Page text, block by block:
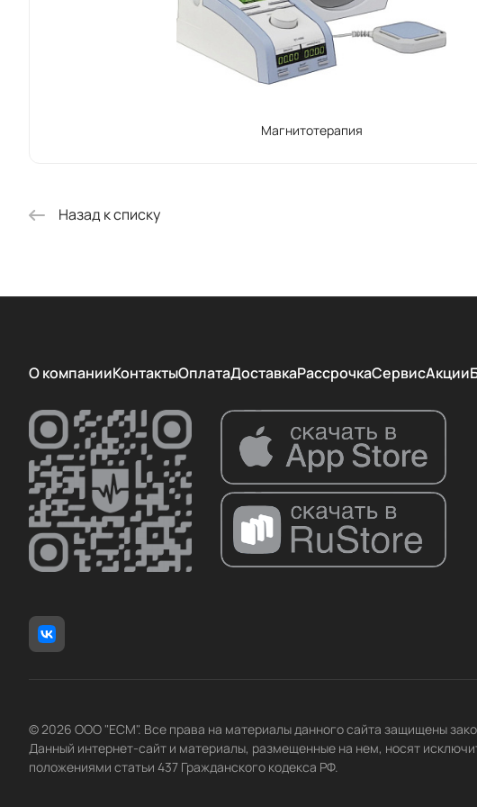
Ассортимент
разнообразные
других медицинских
Магнитотерапия
Назад к списку
О компанииКонтактыОплатаДоставкаРассрочкаСервисАкции
© 2026 ООО "ЕСМ". Все права на материалы данного сайта защищены
Данный интернет-сайт и материалы, размещенные на нем, носят
положениями статьи 437 Гражданского кодекса РФ.